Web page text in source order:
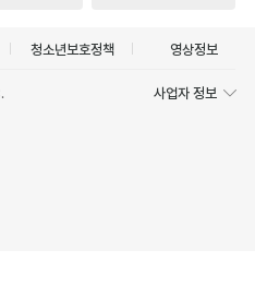
청소년보호정책 영상정보
사업자 정보